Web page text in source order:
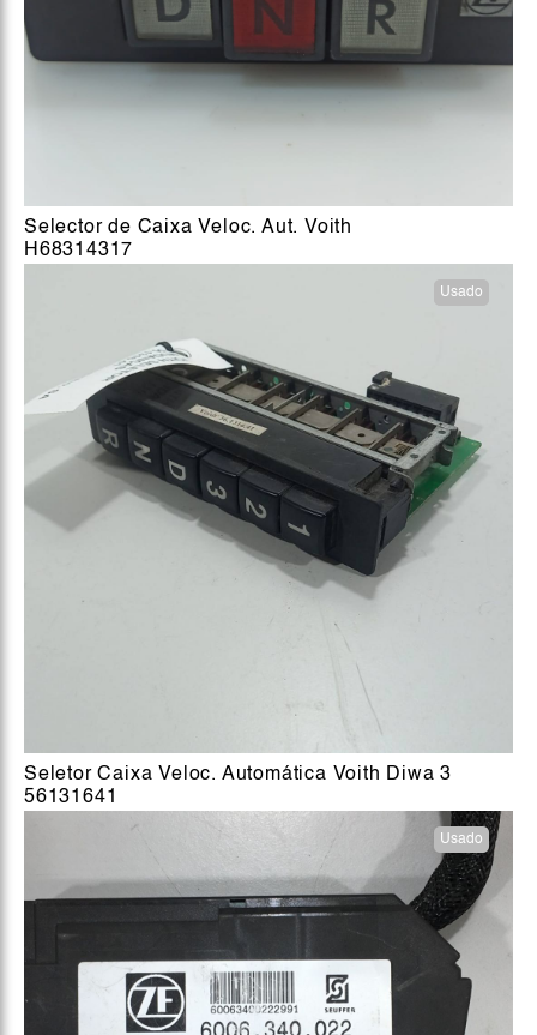
Selector de Caixa Veloc. Aut. Voith
H68314317
Usado
Seletor Caixa Veloc. Automática Voith Diwa 3
56131641
Usado